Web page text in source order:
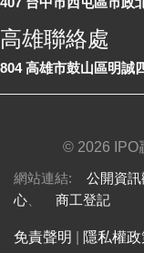
高雄聯絡處
804 高雄市鼓山區明誠
© 2026 IPO
網站連結: 公開資
心
商工登記
免責聲明 隱私權